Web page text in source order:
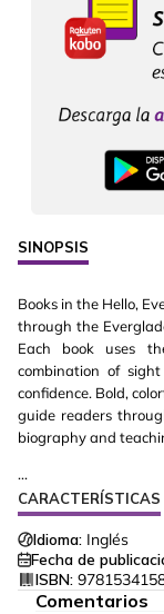
SINOPSIS
Books in the Hello,
through the
Each book uses
combination of
confidence. Bold,
guide readers
biography and
...
CARACTERÍSTICAS
Idioma: Inglés
Fecha de
ISBN:
Comentarios